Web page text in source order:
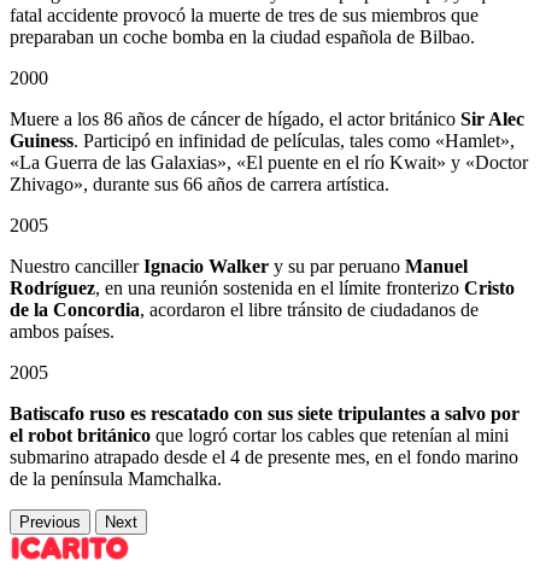
fatal accidente provocó la muerte de tres de sus miembros que
preparaban un coche bomba en la ciudad española de Bilbao.
2000
Muere a los 86 años de cáncer de hígado, el actor británico Sir Alec
Guiness. Participó en infinidad de películas, tales como «Hamlet»,
«La Guerra de las Galaxias», «El puente en el río Kwait» y «Doctor
Zhivago», durante sus 66 años de carrera artística.
2005
Nuestro cancillerIgnacio Walker y su par peruano Manuel
Rodríguez, en una reunión sostenida en el límite fronterizo Cristo
de la Concordia, acordaron el libre tránsito de ciudadanos de
ambos países.
2005
Batiscafo ruso es rescatado con sus siete tripulantes a salvo por
el robot británico que logró cortar los cables que retenían al mini
submarino atrapado desde el 4 de presente mes, en el fondo marino
de la península Mamchalka.
Previous Next